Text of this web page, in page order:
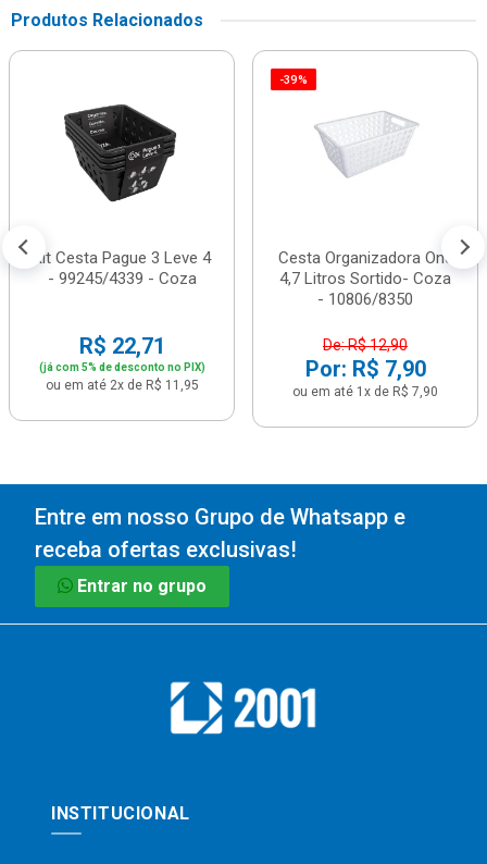
Produtos Relacionados
Kit Cesta Pague 3 Leve 4
- 99245/4339 - Coza
R$ 22,71
(já com 5% de desconto no PIX)
ou em até 2x de R$ 11,95
-39%
Cesta Organizadora One
4,7 Litros Sortido- Coza
- 10806/8350
De: R$ 12,90
Por: R$ 7,90
ou em até 1x de R$ 7,90
Entre em nosso Grupo de Whatsapp e
receba ofertas exclusivas!
Entrar no grupo
INSTITUCIONAL